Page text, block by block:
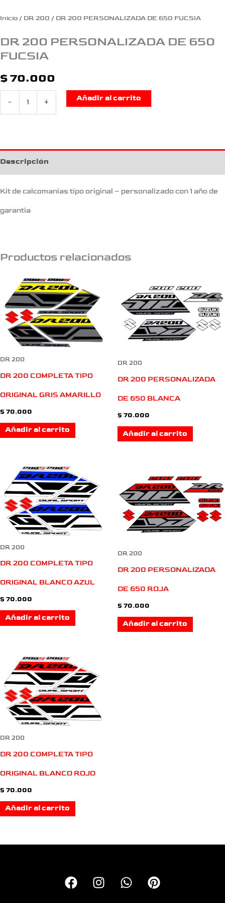
Inicio / DR 200 / DR 200 PERSONALIZADA DE 650 FUCSIA
DR 200 PERSONALIZADA DE 650
FUCSIA
$ 70.000
- +
Añadir al carrito
Descripción
Kit de calcomanias tipo original – personalizado con 1 año de
garantia
Productos relacionados
DR 200
DR 200 COMPLETA TIPO
ORIGINAL GRIS AMARILLO
$ 70.000
Añadir al carrito
DR 200
DR 200 PERSONALIZADA
DE 650 BLANCA
$ 70.000
Añadir al carrito
DR 200
DR 200 COMPLETA TIPO
ORIGINAL BLANCO AZUL
$ 70.000
Añadir al carrito
DR 200
DR 200 PERSONALIZADA
DE 650 ROJA
$ 70.000
Añadir al carrito
DR 200
DR 200 COMPLETA TIPO
ORIGINAL BLANCO ROJO
$ 70.000
Añadir al carrito